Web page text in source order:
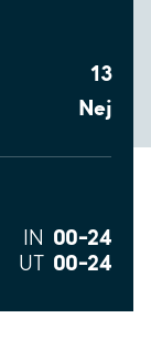
13
Nej
IN 00–24
UT 00–24